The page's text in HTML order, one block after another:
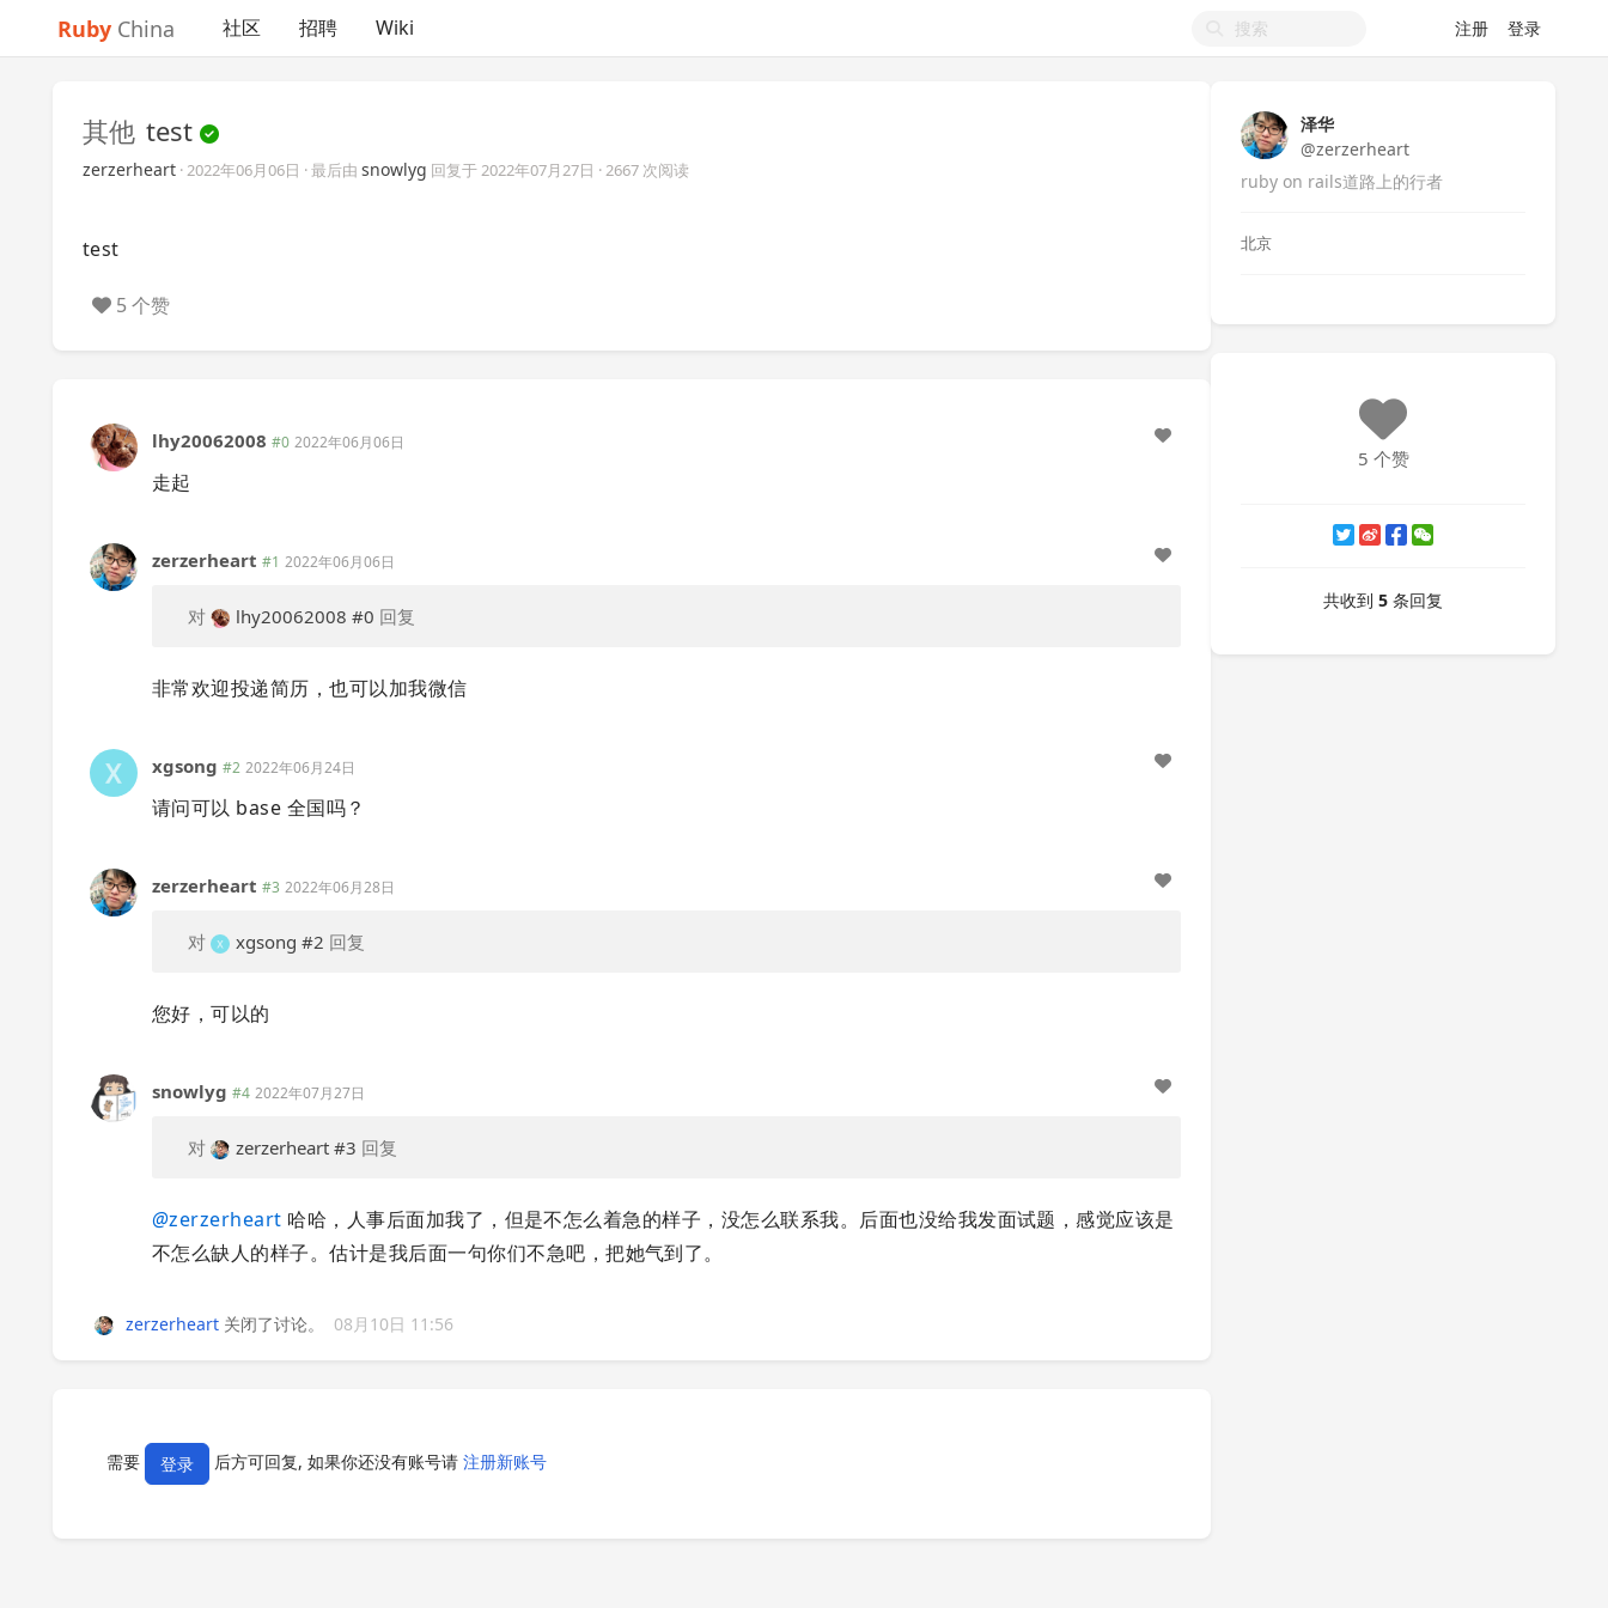
Ruby China 社区 招聘 Wiki 注册 登录
其他 test
zerzerheart ·2022年06月06日 · 最后由 snowlyg 回复于2022年07月27日 · 2667 次阅读
test
5 个赞
lhy20062008 #0 2022年06月06日
走起
zerzerheart #1 2022年06月06日
对 lhy20062008 #0 回复
非常欢迎投递简历，也可以加我微信
xgsong #2 2022年06月24日
请问可以 base 全国吗？
zerzerheart #3 2022年06月28日
对 xgsong #2 回复
您好，可以的
snowlyg #4 2022年07月27日
对 zerzerheart #3 回复
@zerzerheart 哈哈，人事后面加我了，但是不怎么着急的样子，没怎么联系我。后面也没给我发面试题，感觉应该是
不怎么缺人的样子。估计是我后面一句你们不急吧，把她气到了。
zerzerheart 关闭了讨论。 08月10日 11:56
需要 登录 后方可回复, 如果你还没有账号请 注册新账号
泽华
@zerzerheart
ruby on rails道路上的行者
北京
5 个赞
共收到 5 条回复